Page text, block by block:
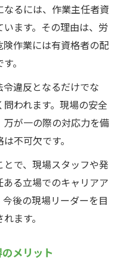
るには、作業主任者資
ます。その理由は、労
作業には有資格者の配
。
違反となるだけでな
われます。現場の安全
が一の際の対応力を備
不可欠です。
で、現場スタッフや発
る立場でのキャリアア
後の現場リーダーを目
ます。
メリット